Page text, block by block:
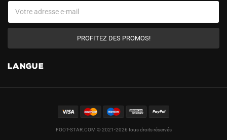
PROFITEZ DES PROMOS!
LANGUE
FOOT-STAR.COM © 2021-2026 tous droits réservés